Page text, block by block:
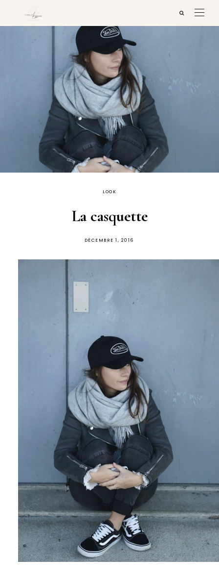
LOOK
La casquette
PUBLIÉ
DÉCEMBRE 1, 2016